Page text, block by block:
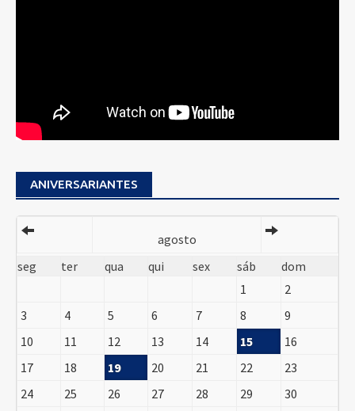
ANIVERSARIANTES
agosto
seg
ter qua qui sex sáb
dom
1
2
3
4 5 6 7 8
9
10
11 12 13 14 15
16
17
18 19 20 21 22
23
24
25 26 27 28 29
30